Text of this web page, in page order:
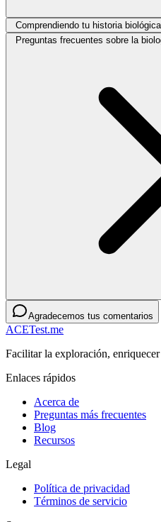
Comprendiendo tu historia
Preguntas frecuentes sobre la
Agradecemos tus comentarios
ACETest.me
Facilitar la exploración,
Enlaces rápidos
Acerca de
Preguntas más frecuentes
Blog
Recursos
Legal
Política de privacidad
Términos de servicio